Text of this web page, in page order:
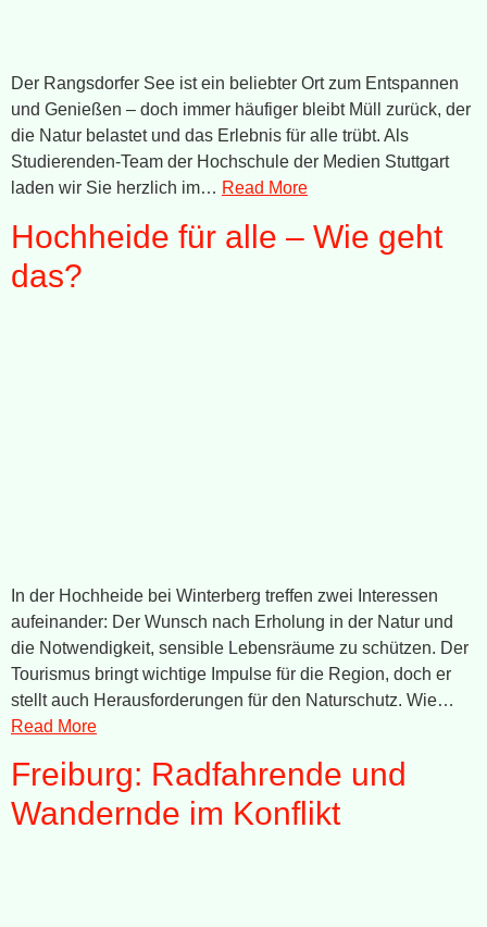
Der Rangsdorfer See ist ein beliebter Ort zum Entspannen
und Genießen – doch immer häufiger bleibt Müll zurück, der
die Natur belastet und das Erlebnis für alle trübt. Als
Studierenden-Team der Hochschule der Medien Stuttgart
laden wir Sie herzlich im… Read More
Hochheide für alle – Wie geht
das?
In der Hochheide bei Winterberg treffen zwei Interessen
aufeinander: Der Wunsch nach Erholung in der Natur und
die Notwendigkeit, sensible Lebensräume zu schützen. Der
Tourismus bringt wichtige Impulse für die Region, doch er
stellt auch Herausforderungen für den Naturschutz. Wie…
Read More
Freiburg: Radfahrende und
Wandernde im Konflikt